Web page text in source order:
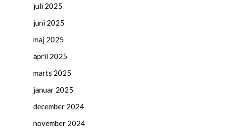
juli 2025
juni 2025
maj 2025
april 2025
marts 2025
januar 2025
december 2024
november 2024